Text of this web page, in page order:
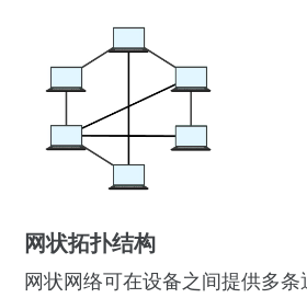
网状拓扑结构
网状网络可在设备之间提供多